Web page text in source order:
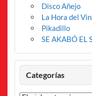
Disco Añejo
La Hora del
Pikadillo
SE AKABÓ EL
Categorías